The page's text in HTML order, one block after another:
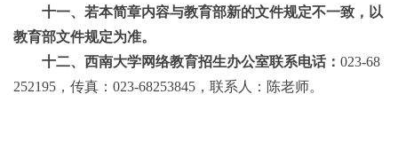
十一、若本简章内容与教育部新的文件规定不一致，以
教育部文件规定为准。
十二、西南大学网络教育招生办公室联系电话： 023-68
252195 ，传真： 023-68253845 ，联系人：陈老师。